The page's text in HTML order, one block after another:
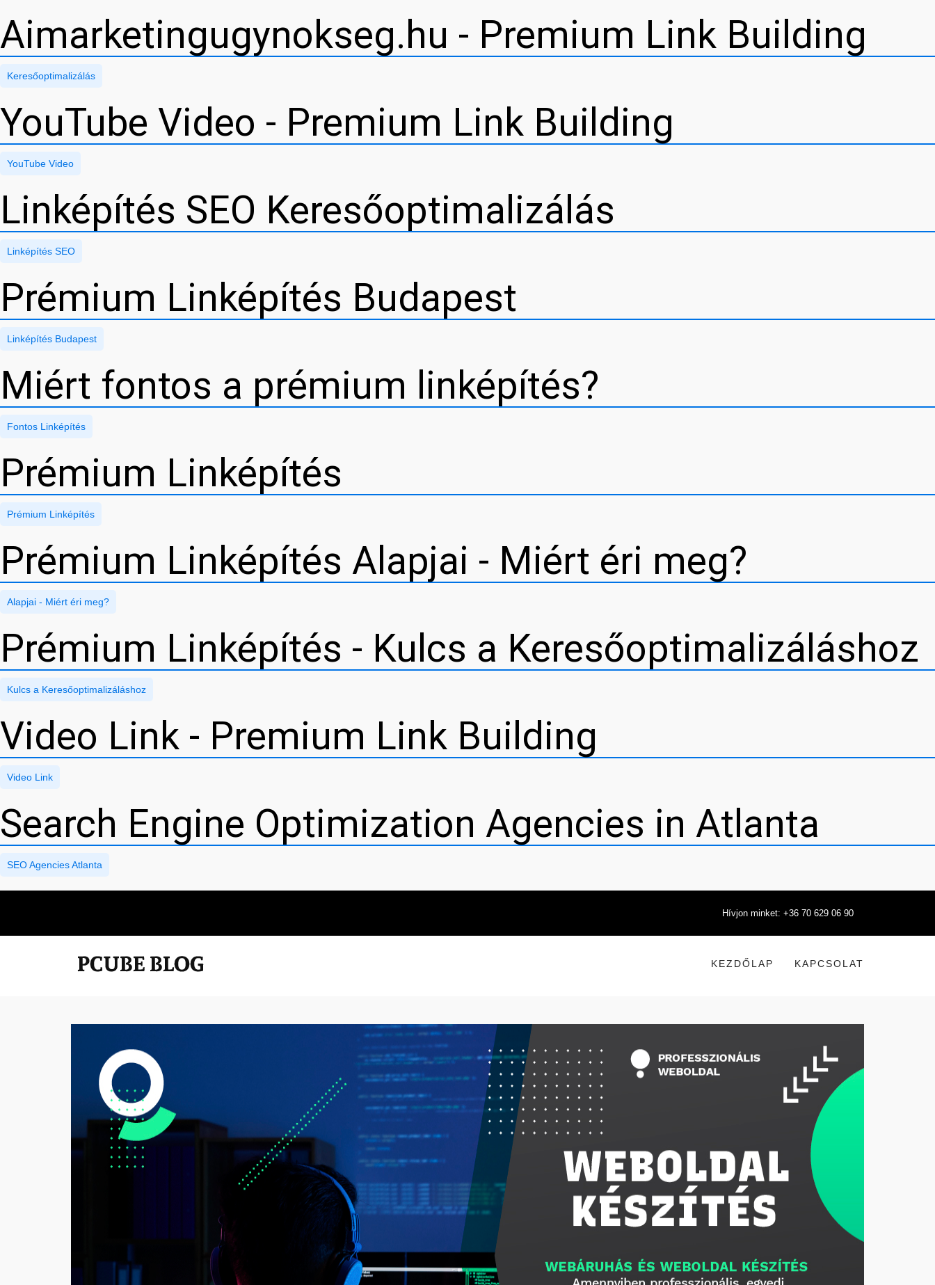
Aimarketingugynokseg.hu - Premium Link Building
Keresőoptimalizálás
YouTube Video - Premium Link Building
YouTube Video
Linképítés SEO Keresőoptimalizálás
Linképítés SEO
Prémium Linképítés Budapest
Linképítés Budapest
Miért fontos a prémium linképítés?
Fontos Linképítés
Prémium Linképítés
Prémium Linképítés
Prémium Linképítés Alapjai - Miért éri meg?
Alapjai - Miért éri meg?
Prémium Linképítés - Kulcs a Keresőoptimalizáláshoz
Kulcs a Keresőoptimalizáláshoz
Video Link - Premium Link Building
Video Link
Search Engine Optimization Agencies in Atlanta
SEO Agencies Atlanta
Hívjon minket: +36 70 629 06 90
KEZDŐLAP KAPCSOLAT